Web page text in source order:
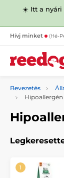
☀️ Itt a nyári
Hívj minket (Hé-
Bevezetés
Hipoallergén